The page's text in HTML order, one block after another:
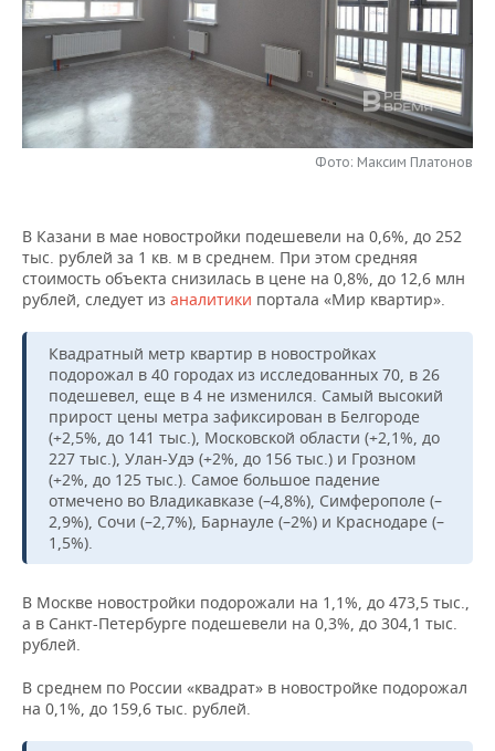
НЕФТЕХИМИЯ
НЕФТЬ
ОПК
РОЗНИЧНАЯ ТОРГОВЛЯ
ТРАНСПОРТ
УСЛУГИ
НОВОСТИ ТЕХНОЛОГИЙ
IT
МЕДИА
МЕРОПРИЯТИЯ
НОВОСТИ МЕРОПРИЯТИЙ
ВЫЕЗДНАЯ РЕДАКЦИЯ
ONLINE-КОНФЕРЕНЦИИ
ОТКРЫТАЯ ЛЕКЦИЯ
СПОРТ
НОВОСТИ СПОРТА
ХОККЕЙ
БАСКЕТБОЛ
ВОЛЕЙБОЛ
КИБЕРСПОРТ
ФИГУРНОЕ КАТАНИЕ
ВОДНЫЕ ВИДЫ СПОРТА
ХОККЕЙ С МЯЧОМ
ОБЩЕСТВО
ВЛАСТЬ
ИНФРАСТРУКТУРА
ИСТОРИЯ
КУЛЬТУРА
МЕДИЦИНА
ОБРАЗОВАНИЕ
ПРОИСШЕСТВИЯ
СЮЖЕТЫ
СПРАВОЧНИК
СПИСОК ПЕРСОН
СПИСОК КОМПАНИЙ
ПОЛНАЯ ВЕРСИЯ
Фото: Максим Платонов
В Казани в мае новостройки подешевели на 0,6%, до 252
тыс. рублей за 1 кв. м в среднем. При этом средняя
стоимость объекта снизилась в цене на 0,8%, до 12,6 млн
рублей, следует из аналитики портала «Мир квартир».
Квадратный метр квартир в новостройках
подорожал в 40 городах из исследованных 70, в 26
подешевел, еще в 4 не изменился. Самый высокий
прирост цены метра зафиксирован в Белгороде
(+2,5%, до 141 тыс.), Московской области (+2,1%, до
227 тыс.), Улан-Удэ (+2%, до 156 тыс.) и Грозном
(+2%, до 125 тыс.). Самое большое падение
отмечено во Владикавказе (–4,8%), Симферополе (–
2,9%), Сочи (–2,7%), Барнауле (–2%) и Краснодаре (–
1,5%).
В Москве новостройки подорожали на 1,1%, до 473,5 тыс.,
а в Санкт-Петербурге подешевели на 0,3%, до 304,1 тыс.
рублей.
В среднем по России «квадрат» в новостройке подорожал
на 0,1%, до 159,6 тыс. рублей.